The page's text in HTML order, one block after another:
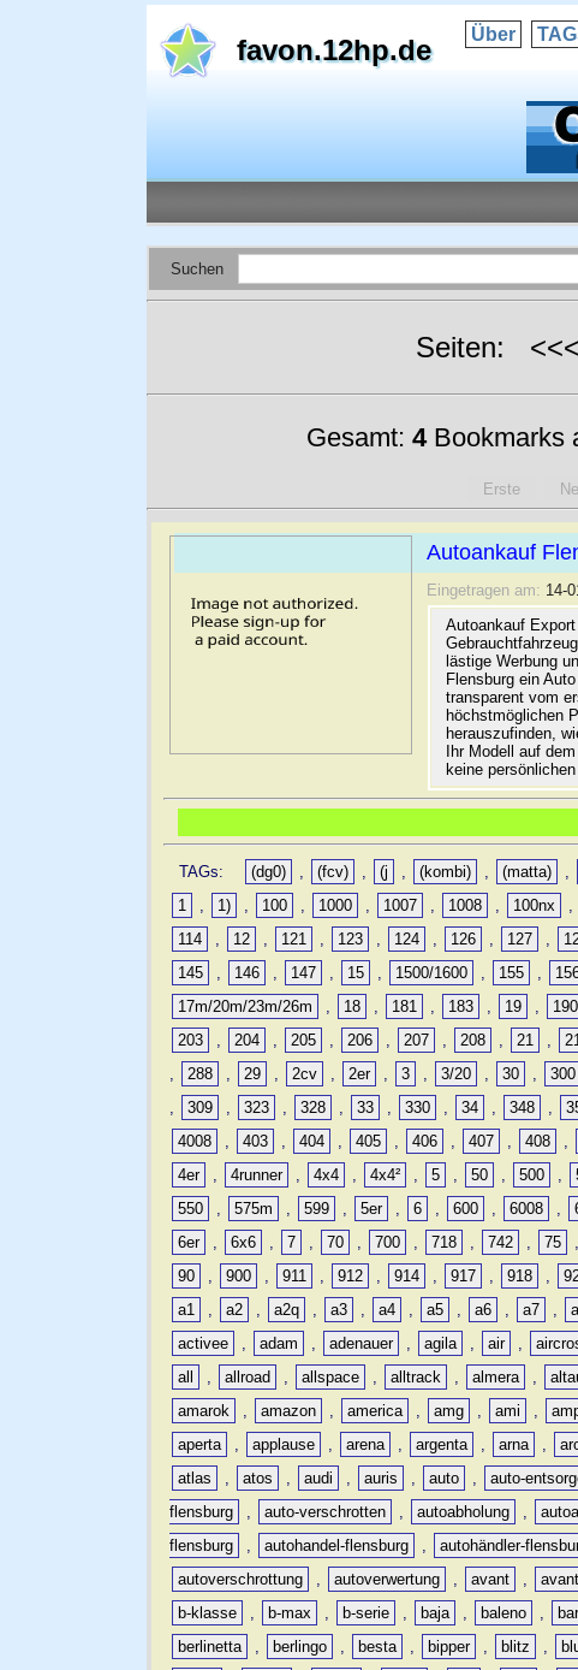
favon.12hp.de Über
Suchen
Seiten:
Gesamt: 4Bookmarks
Erste
Autoankauf
Eingetragen am: 14-
Autoankauf
lästige Werbung
Flensburg ein
transparent vom
höchstmöglichen
herauszufinden,
Ihr Modell auf
keine
TAGs: (dg0) , (fcv) , (j , (kombi) , (matta) ,
1
, 1) , 100 , 1000 , 1007 , 1008 , 100nx ,
114
, 12 , 121 , 123 , 124 , 126 , 127 ,
145
, 146 , 147 , 15 , 1500/1600 , 155 ,
17m/20m/23m/26m
, 18 , 181 , 183 , 19 , 190
203
, 204 , 205 , 206 , 207 , 208 , 21 ,
,
288 , 29 , 2cv , 2er , 3 , 3/20 , 30 , 300
,
309 , 323 , 328 , 33 , 330 , 34 , 348 ,
4008
, 403 , 404 , 405 , 406 , 407 , 408 ,
4er
, 4runner , 4x4 , 4x4² , 5 , 50 , 500 ,
550
, 575m , 599 , 5er , 6 , 600 , 6008 ,
6er
, 6x6 , 7 , 70 , 700 , 718 , 742 , 75 ,
90
, 900 , 911 , 912 , 914 , 917 , 918 ,
a1
, a2 , a2q , a3 , a4 , a5 , a6 , a7 ,
activee
, adam , adenauer , agila , air ,
all
, allroad , allspace , alltrack , almera ,
amarok
, amazon , america , amg , ami ,
aperta
, applause , arena , argenta , arna ,
atlas
, atos , audi , auris , auto , auto-
flensburg
, auto-verschrotten , autoabholung ,
flensburg
, autohandel-flensburg , autohändler-
autoverschrottung
, autoverwertung , avant ,
b-klasse
, b-max , b-serie , baja , baleno ,
berlinetta
, berlingo , besta , bipper , blitz ,